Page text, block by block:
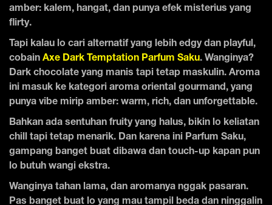
amber: kalem, hangat, dan punya efek misterius yang
flirty.
Tapi kalau lo cari alternatif yang lebih edgy dan playful,
cobain Axe Dark Temptation Parfum Saku. Wanginya?
Dark chocolate yang manis tapi tetap maskulin. Aroma
ini masuk ke kategori aroma oriental gourmand, yang
punya vibe mirip amber: warm, rich, dan unforgettable.
Bahkan ada sentuhan fruity yang halus, bikin lo keliatan
chill tapi tetap menarik. Dan karena ini Parfum Saku,
gampang banget buat dibawa dan touch-up kapan pun
lo butuh wangi ekstra.
Wanginya tahan lama, dan aromanya nggak pasaran.
Pas banget buat lo yang mau tampil beda dan ninggalin